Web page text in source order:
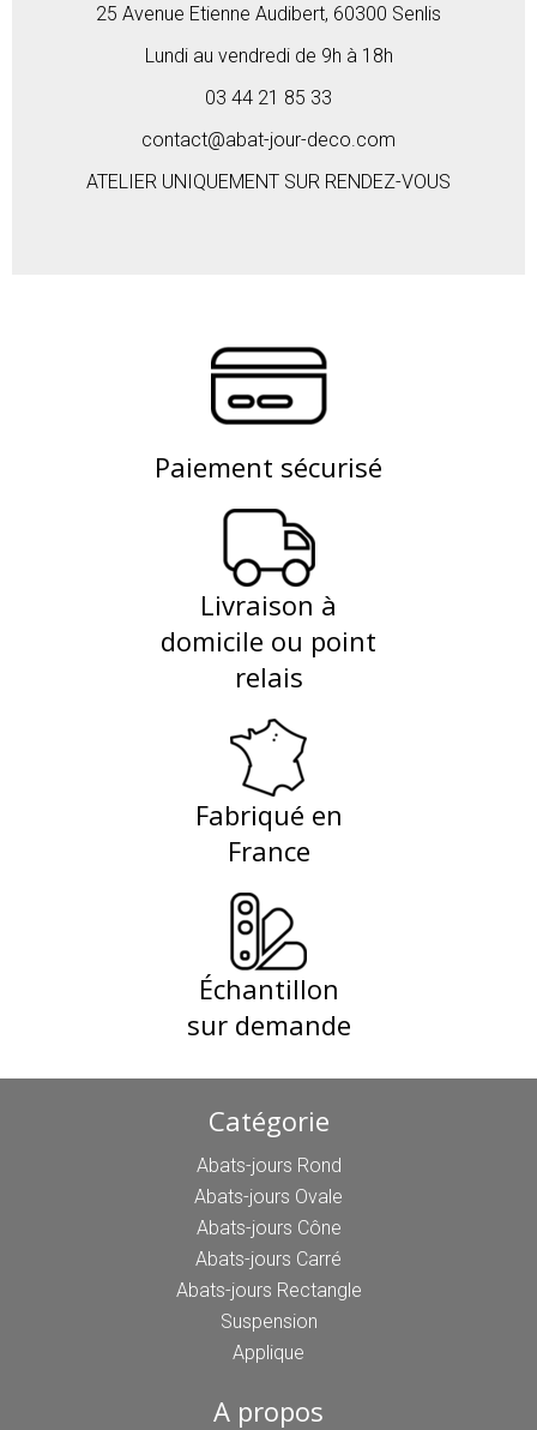
25 Avenue Etienne Audibert, 60300 Senlis
Lundi au vendredi de 9h à 18h
03 44 21 85 33
contact@abat-jour-deco.com
ATELIER UNIQUEMENT SUR RENDEZ-VOUS
Paiement sécurisé
Livraison à
domicile ou point
relais
Fabriqué en
France
Échantillon
sur demande
Catégorie
Abats-jours Rond
Abats-jours Ovale
Abats-jours Cône
Abats-jours Carré
Abats-jours Rectangle
Suspension
Applique
A propos